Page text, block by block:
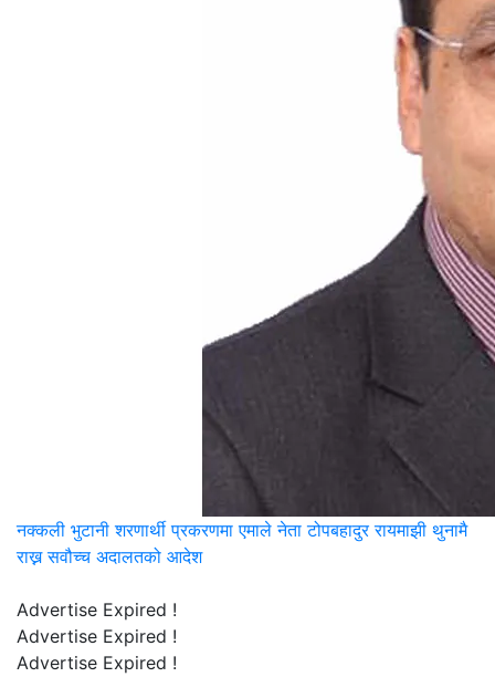
नक्कली भुटानी शरणार्थी प्रकरणमा एमाले नेता टोपबहादुर रायमाझी थुनामै
राख्न सवौच्च अदालतको आदेश
Advertise Expired !
Advertise Expired !
Advertise Expired !